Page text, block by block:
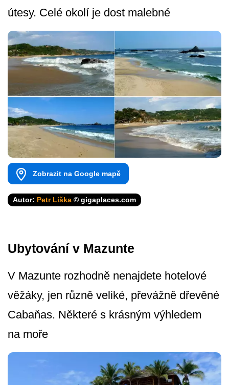
útesy. Celé okolí je dost malebné
Zobrazit na Google mapě
Autor: Petr Liška © gigaplaces.com
Ubytování v Mazunte
V Mazunte rozhodně nenajdete hotelové
věžáky, jen různě veliké, převážně dřevěné
Cabaňas. Některé s krásným výhledem
na moře